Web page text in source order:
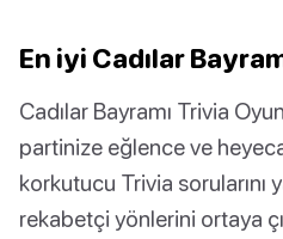
En iyi Cadılar
Cadılar Bayramı Trivia
partinize eğlence ve
korkutucu Trivia sorularını
rekabetçi yönlerini ortaya